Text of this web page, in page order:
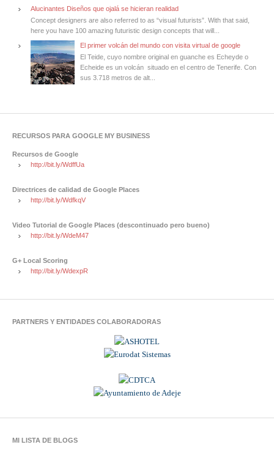
Alucinantes Diseños que ojalá se hicieran realidad
Concept designers are also referred to as “visual futurists”. With that said,
here you have 100 amazing futuristic design concepts that will...
El primer volcán del mundo con visita virtual de google
El Teide, cuyo nombre original en guanche es Echeyde o
Echeide es un volcán situado en el centro de Tenerife. Con
sus 3.718 metros de alt...
RECURSOS PARA GOOGLE MY BUSINESS
Recursos de Google
http://bit.ly/WdffUa
Directrices de calidad de Google Places
http://bit.ly/WdfkqV
Video Tutorial de Google Places (descontinuado pero bueno)
http://bit.ly/WdeM47
G+ Local Scoring
http://bit.ly/WdexpR
PARTNERS Y ENTIDADES COLABORADORAS
MI LISTA DE BLOGS